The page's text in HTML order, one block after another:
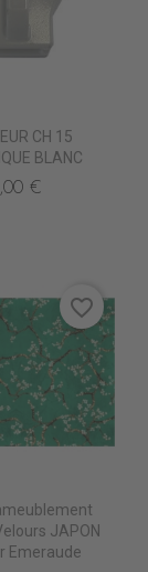
CH 15
BLANC
€
JAPON
Emeraude
favorite_border